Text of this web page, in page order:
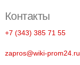
Контакты
+7 (343) 385 71 55
zapros@wiki-prom24.ru